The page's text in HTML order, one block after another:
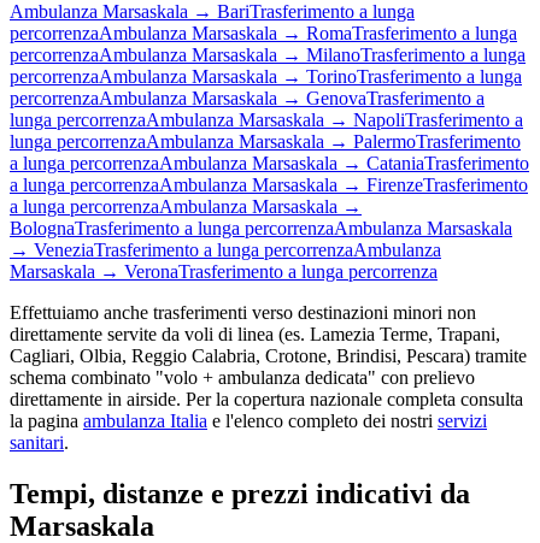
Ambulanza Marsaskala → BariTrasferimento a lunga
percorrenzaAmbulanza Marsaskala → RomaTrasferimento a lunga
percorrenzaAmbulanza Marsaskala → MilanoTrasferimento a lunga
percorrenzaAmbulanza Marsaskala → TorinoTrasferimento a lunga
percorrenzaAmbulanza Marsaskala → GenovaTrasferimento a
lunga percorrenzaAmbulanza Marsaskala → NapoliTrasferimento a
lunga percorrenzaAmbulanza Marsaskala → PalermoTrasferimento
a lunga percorrenzaAmbulanza Marsaskala → CataniaTrasferimento
a lunga percorrenzaAmbulanza Marsaskala → FirenzeTrasferimento
a lunga percorrenzaAmbulanza Marsaskala →
BolognaTrasferimento a lunga percorrenzaAmbulanza Marsaskala
→ VeneziaTrasferimento a lunga percorrenzaAmbulanza
Marsaskala → VeronaTrasferimento a lunga percorrenza
Effettuiamo anche trasferimenti verso destinazioni minori non
direttamente servite da voli di linea (es. Lamezia Terme, Trapani,
Cagliari, Olbia, Reggio Calabria, Crotone, Brindisi, Pescara) tramite
schema combinato "volo + ambulanza dedicata" con prelievo
direttamente in airside. Per la copertura nazionale completa consulta
la pagina ambulanza Italia e l'elenco completo dei nostri servizi
sanitari.
Tempi, distanze e prezzi indicativi da
Marsaskala